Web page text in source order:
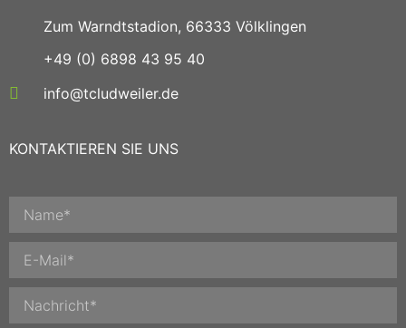
Zum Warndtstadion, 66333 Völklingen
+49 (0) 6898 43 95 40
info@tcludweiler.de
KONTAKTIEREN SIE UNS